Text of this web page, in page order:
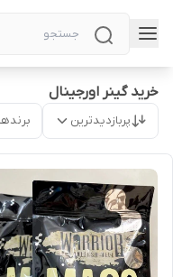
خرید گینر اورجینال
پربازدیدترین برندها